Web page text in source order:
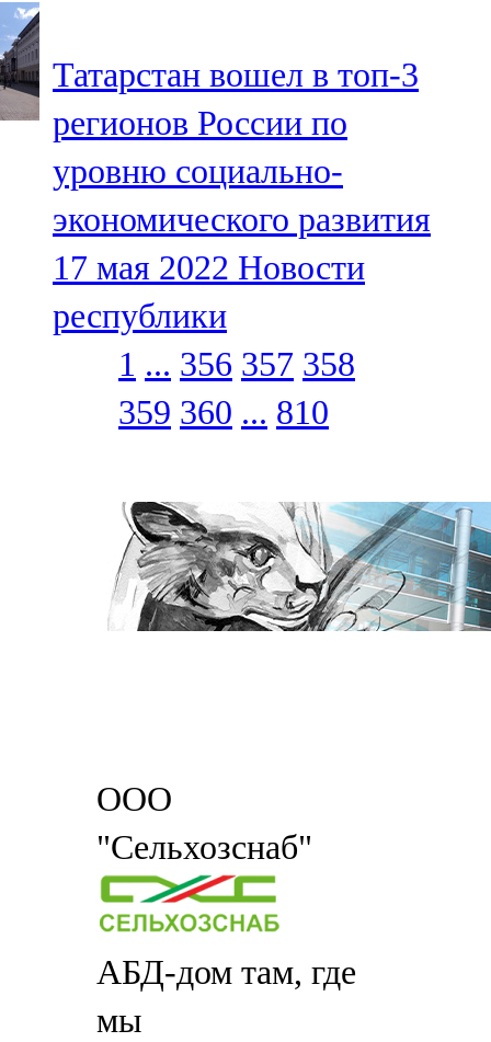
Татарстан вошел в топ-3
регионов России по
уровню социально-
экономического развития
17 мая 2022 Новости
республики
1 ... 356 357 358
359 360 ... 810
ООО
"Сельхозснаб"
АБД-дом там, где
мы